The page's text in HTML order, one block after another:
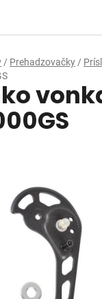
/ Prehadzovačky /